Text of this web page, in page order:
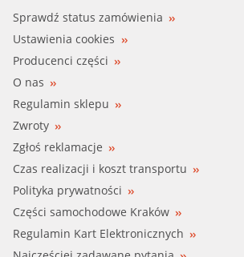
Sprawdź status zamówienia
Ustawienia cookies
Producenci części
O nas
Regulamin sklepu
Zwroty
Zgłoś reklamacje
Czas realizacji i koszt transportu
Polityka prywatności
Części samochodowe Kraków
Regulamin Kart Elektronicznych